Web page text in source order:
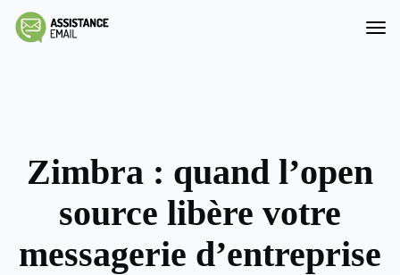
Zimbra : quand l’open
source libère votre
messagerie d’entreprise